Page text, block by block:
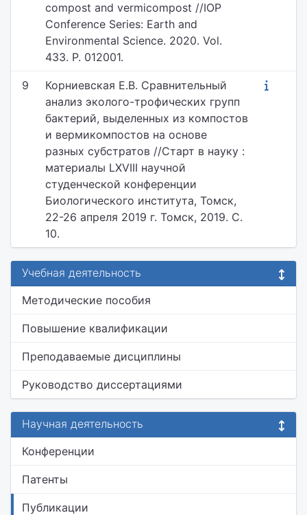
compost and vermicompost //IOP
Conference Series: Earth and
Environmental Science. 2020. Vol.
433. P. 012001.
9
Корниевская Е.В. Сравнительный
анализ эколого-трофических групп
бактерий, выделенных из компостов
и вермикомпостов на основе
разных субстратов //Старт в науку :
материалы LXVIII научной
студенческой конференции
Биологического института, Томск,
22-26 апреля 2019 г. Томск, 2019. С.
10.
Учебная деятельность
Методические пособия
Повышение квалификации
Преподаваемые дисциплины
Руководство диссертациями
Научная деятельность
Конференции
Патенты
Публикации